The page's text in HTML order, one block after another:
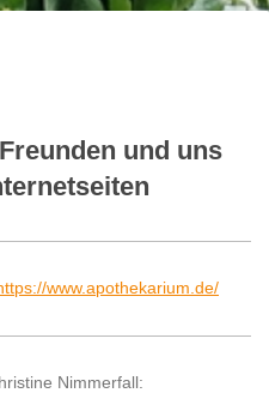
und uns
www.apothekarium.de/
Nimmerfall: